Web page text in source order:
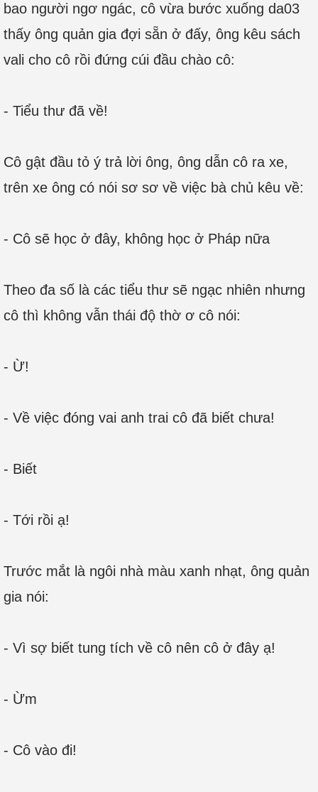
bao người ngơ ngác, cô vừa bước xuống da03
thấy ông quản gia đợi sẵn ở đấy, ông kêu sách
vali cho cô rồi đứng cúi đầu chào cô:
- Tiểu thư đã về!
Cô gật đầu tỏ ý trả lời ông, ông dẫn cô ra xe,
trên xe ông có nói sơ sơ về việc bà chủ kêu về:
- Cô sẽ học ở đây, không học ở Pháp nữa
Theo đa số là các tiểu thư sẽ ngạc nhiên nhưng
cô thì không vẫn thái độ thờ ơ cô nói:
- Ừ!
- Về việc đóng vai anh trai cô đã biết chưa!
- Biết
- Tới rồi ạ!
Trước mắt là ngôi nhà màu xanh nhạt, ông quản
gia nói:
- Vì sợ biết tung tích về cô nên cô ở đây ạ!
- Ừm
- Cô vào đi!